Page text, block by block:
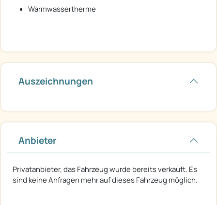
Warmwassertherme
Auszeichnungen
Anbieter
Privatanbieter, das Fahrzeug wurde bereits verkauft. Es
sind keine Anfragen mehr auf dieses Fahrzeug möglich.